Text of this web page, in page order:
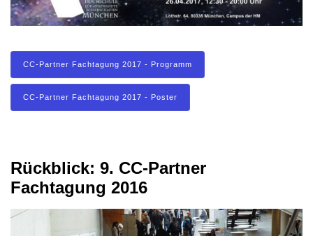
CC-Partner Fachtagung 2017 - Programm
CC-Partner Fachtagung 2017 - Poster
Rückblick: 9. CC-Partner
Fachtagung 2016